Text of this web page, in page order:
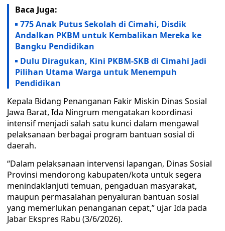
Baca Juga:
775 Anak Putus Sekolah di Cimahi, Disdik
Andalkan PKBM untuk Kembalikan Mereka ke
Bangku Pendidikan
Dulu Diragukan, Kini PKBM-SKB di Cimahi Jadi
Pilihan Utama Warga untuk Menempuh
Pendidikan
Kepala Bidang Penanganan Fakir Miskin Dinas Sosial
Jawa Barat, Ida Ningrum mengatakan koordinasi
intensif menjadi salah satu kunci dalam mengawal
pelaksanaan berbagai program bantuan sosial di
daerah.
“Dalam pelaksanaan intervensi lapangan, Dinas Sosial
Provinsi mendorong kabupaten/kota untuk segera
menindaklanjuti temuan, pengaduan masyarakat,
maupun permasalahan penyaluran bantuan sosial
yang memerlukan penanganan cepat,” ujar Ida pada
Jabar Ekspres Rabu (3/6/2026).